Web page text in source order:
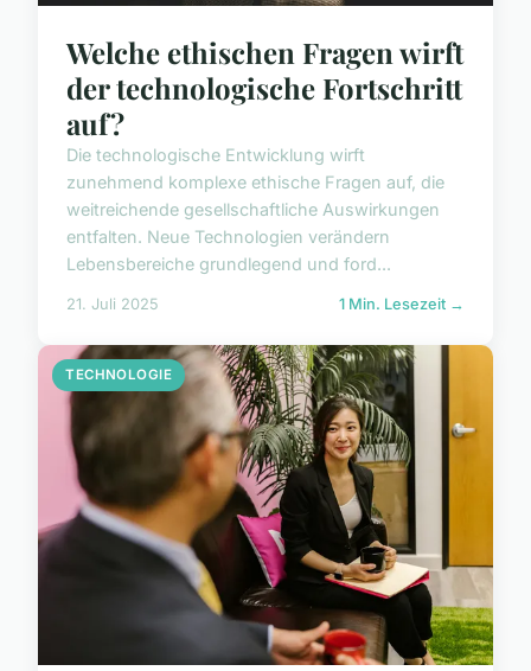
Welche ethischen Fragen wirft
der technologische Fortschritt
auf?
Die technologische Entwicklung wirft
zunehmend komplexe ethische Fragen auf, die
weitreichende gesellschaftliche Auswirkungen
entfalten. Neue Technologien verändern
Lebensbereiche grundlegend und ford...
21. Juli 2025 1 Min. Lesezeit →
TECHNOLOGIE